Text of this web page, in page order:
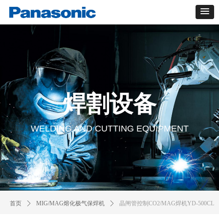
首页 ꄲ MIG/MAG熔化极气保焊机 ꄲ 晶闸管控制CO2/MAG焊机YD-500CL
焊割设备
WELDING AND CUTTING EQUIPMENT